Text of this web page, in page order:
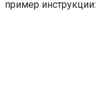
пример инструкции: